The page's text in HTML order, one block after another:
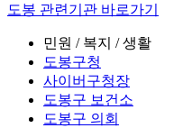
도봉 관련기관 바로가기
민원 / 복지 / 생활
도봉구청
사이버구청장
도봉구 보건소
도봉구 의회